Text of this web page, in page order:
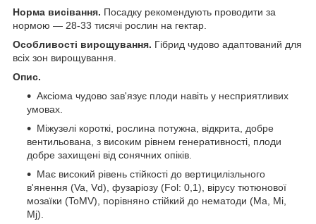
Норма висівання. Посадку рекомендують проводити за
нормою — 28-33 тисячі рослин на гектар.
Особливості вирощування. Гібрид чудово адаптований для
всіх зон вирощування.
Опис.
Аксіома чудово зав'язує плоди навіть у несприятливих
умовах.
Міжузелі короткі, рослина потужна, відкрита, добре
вентильована, з високим рівнем генеративності, плоди
добре захищені від сонячних опіків.
Має високий рівень стійкості до вертицилізльного
в'янення (Va, Vd), фузаріозу (Fol: 0,1), вірусу тютюнової
мозаїки (ToMV), порівняно стійкий до нематоди (Ma, Mi,
Mj).